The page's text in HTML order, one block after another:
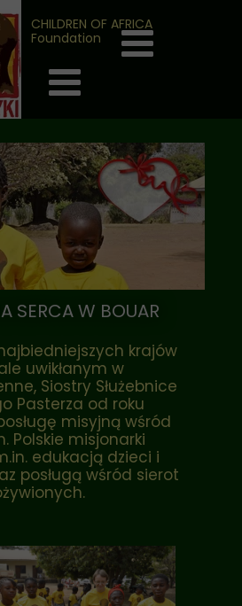
krajów
uwikłanym w
Siostry Służebnice
Pasterza od roku
misyjną wśród
Polskie misjonarki
edukacją dzieci i
posługą wśród sierot
SERCA W BOUAR
CHILDREN OF AFRICA
Foundation